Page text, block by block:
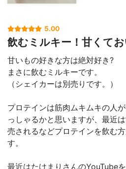
5.00
飲むミルキー！甘くて
甘いもの好きな方は絶対好き?
まさに飲むミルキーです。
（シェイカーは別売りです。）
プロテインは筋肉ムキムキの人
っしゃるかと思いますが、最近
売されるなどプロテインを飲む
す。
最近はたけまりさんのYouTube